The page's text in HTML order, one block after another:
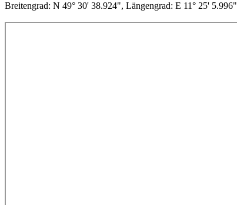
Breitengrad: N 49° 30' 38.924", Längengrad: E 11° 25' 5.996"